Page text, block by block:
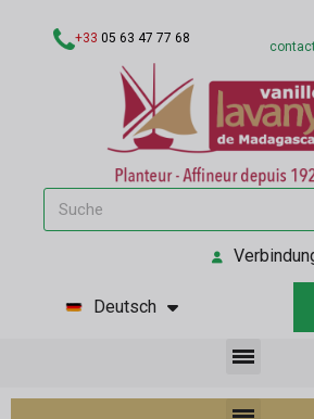
+33 05 63 47 77 68
Deutsch